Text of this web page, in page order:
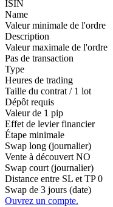
ISIN
Name
Valeur minimale de l'ordre
Description
Valeur maximale de l'ordre
Pas de transaction
Type
Heures de trading
Taille du contrat / 1 lot
Dépôt requis
Valeur de 1 pip
Effet de levier financier
Étape minimale
Swap long (journalier)
Vente à découvert NO
Swap court (journalier)
Distance entre SL et TP 0
Swap de 3 jours (date)
Ouvrez un compte.